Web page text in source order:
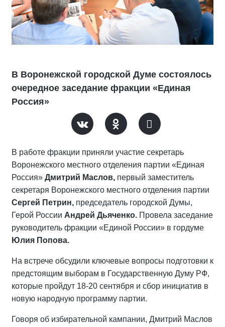
В Воронежской городской Думе состоялось
очередное заседание фракции «Единая
Россия»
В работе фракции приняли участие секретарь
Воронежского местного отделения партии «Единая
Россия» Дмитрий Маслов, первый заместитель
секретаря Воронежского местного отделения партии
Сергей Петрин, председатель городской Думы,
Герой России Андрей Дьяченко. Провела заседание
руководитель фракции «Единой России» в гордуме
Юлия Попова.
На встрече обсудили ключевые вопросы подготовки к
предстоящим выборам в Государственную Думу РФ,
которые пройдут 18-20 сентября и сбор инициатив в
новую народную программу партии.
Говоря об избирательной кампании, Дмитрий Маслов